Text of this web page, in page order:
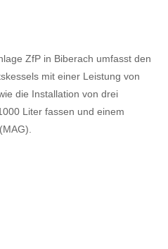
ZfP in Biberach umfasst den
mit einer Leistung von
die Installation von drei
Liter fassen und einem